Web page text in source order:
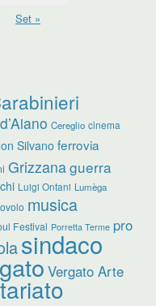
Set »
Cereglio cinema
Silvano ferrovia
Grizzanaguerra
Luigi Ontani Lumèga
musica
Festival Porretta Terme pro
sindaco
Vergato Arte